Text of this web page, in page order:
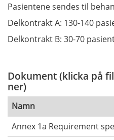
Pasientene sendes til
Delkontrakt A: 130-140
Delkontrakt B: 30-70
Dokument (klicka på
ner)
Namn
Annex 1a Requirement